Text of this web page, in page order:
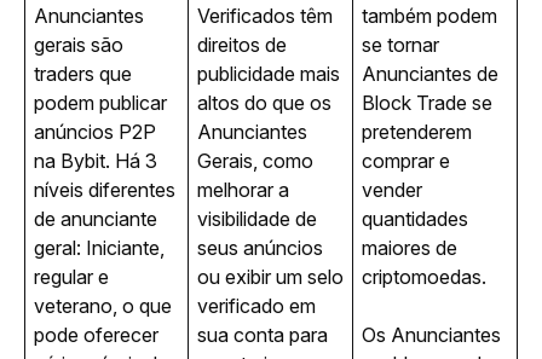
Anunciantes
gerais são
traders que
podem publicar
anúncios P2P
na Bybit. Há 3
níveis diferentes
de anunciante
geral: Iniciante,
regular e
veterano, o que
pode oferecer
Verificados têm
direitos de
publicidade mais
altos do que os
Anunciantes
Gerais, como
melhorar a
visibilidade de
seus anúncios
ou exibir um selo
verificado em
sua conta para
também podem
se tornar
Anunciantes de
Block Trade se
pretenderem
comprar e
vender
quantidades
maiores de
criptomoedas.
Os Anunciantes